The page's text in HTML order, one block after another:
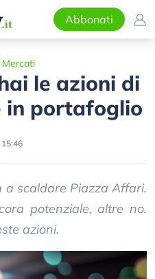
Abbonati
le azioni di
in portafoglio
a scaldare Piazza Affari.
potenziale, altre no.
azioni.